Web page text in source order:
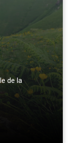
de la